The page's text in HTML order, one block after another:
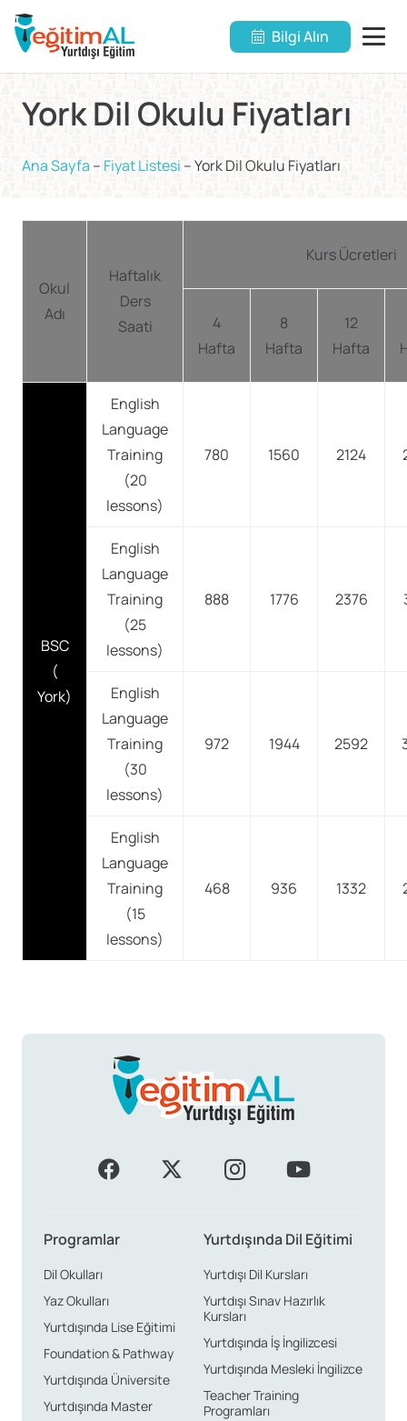
Bilgi Alın
York Dil Okulu Fiyatları
Ana Sayfa – Fiyat Listesi –York Dil Okulu Fiyatları
Okul
Adı
Haftalık
Ders
Saati
Kurs Ücretleri
4
Hafta
8
Hafta
12
Hafta
BSC
(
York)
English
Language
Training
(20
lessons)
780 1560 2124
English
Language
Training
(25
lessons)
888 1776 2376
English
Language
Training
(30
lessons)
972 1944 2592
English
Language
Training
(15
lessons)
468 936 1332
Programlar
Dil Okulları
Yaz Okulları
Yurtdışında Lise Eğitimi
Foundation & Pathway
Yurtdışında Üniversite
Yurtdışında Master
Yurtdışında Dil Eğitimi
Yurtdışı Dil Kursları
Yurtdışı Sınav Hazırlık
Kursları
Yurtdışında İş İngilizcesi
Yurtdışında Mesleki İngilizce
Teacher Training
Programları